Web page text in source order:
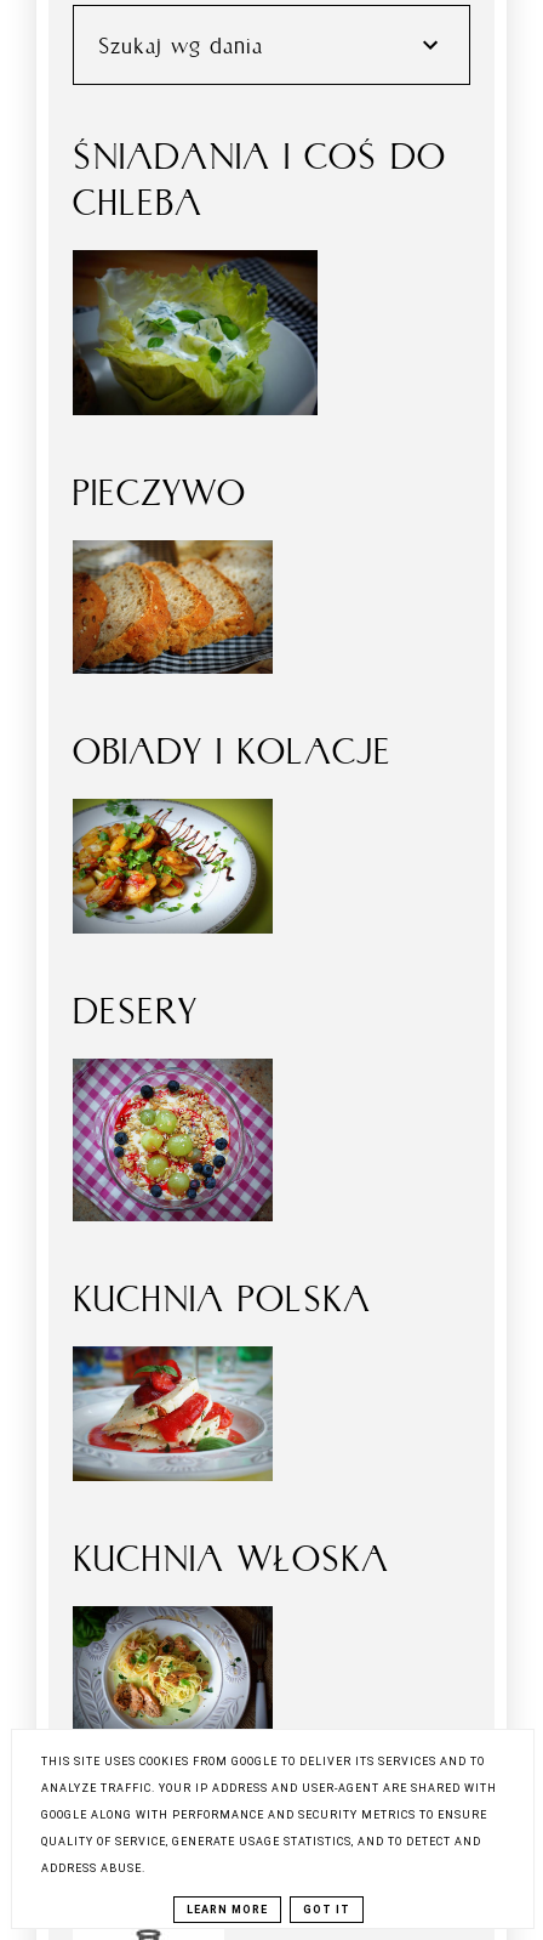
Szukaj wg dania
ŚNIADANIA I COŚ DO
CHLEBA
PIECZYWO
OBIADY I KOLACJE
DESERY
KUCHNIA POLSKA
KUCHNIA WŁOSKA
THIS SITE USES COOKIES FROM GOOGLE TO DELIVER ITS SERVICES AND TO
ANALYZE TRAFFIC. YOUR IP ADDRESS AND USER-AGENT ARE SHARED WITH
GOOGLE ALONG WITH PERFORMANCE AND SECURITY METRICS TO ENSURE
QUALITY OF SERVICE, GENERATE USAGE STATISTICS, AND TO DETECT AND
ADDRESS ABUSE.
LEARN MORE GOT IT